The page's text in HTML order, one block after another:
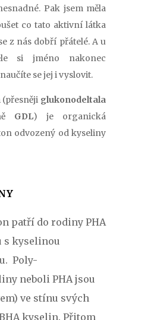
Pak jsem měla
co tato aktivní látka
z nás dobří přátelé. A u
si jméno nakonec
se jej i vyslovit.
(přesněji glukonodeltala
GDL) je organická
odvozený od kyseliny
patří do rodiny PHA
s kyselinou
Poly-
neboli PHA jsou
ve stínu svých
kyselin. Přitom